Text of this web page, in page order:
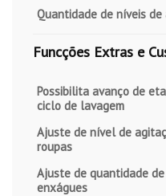
Quantidade de níveis de
Funcções Extras e
Possibilita avanço de
ciclo de lavagem
Ajuste de nível de
roupas
Ajuste de quantidade de
enxágues